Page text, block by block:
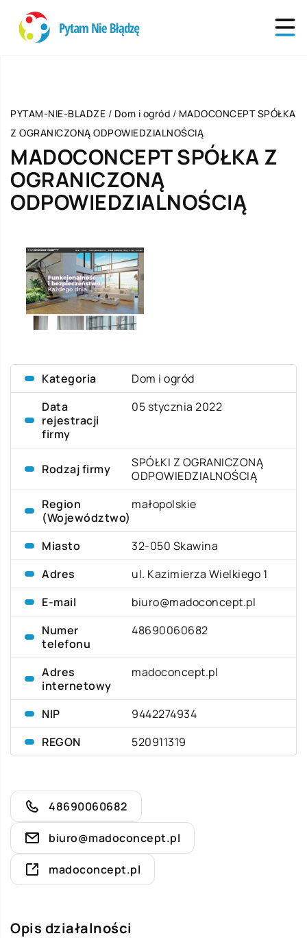
PYTAM-NIE-BLADZE / Dom i ogród / MADOCONCEPT SPÓŁKA
Z OGRANICZONĄ ODPOWIEDZIALNOŚCIĄ
MADOCONCEPT SPÓŁKA Z
OGRANICZONĄ
ODPOWIEDZIALNOŚCIĄ
Kategoria
Dom i ogród
Data
rejestracji
firmy
05 stycznia 2022
Rodzaj firmy
SPÓŁKI Z OGRANICZONĄ
ODPOWIEDZIALNOŚCIĄ
Region
(Województwo)
małopolskie
Miasto
32-050 Skawina
Adres
ul. Kazimierza Wielkiego 1
E-mail
biuro@madoconcept.pl
Numer
telefonu
48690060682
Adres
internetowy
madoconcept.pl
NIP
9442274934
REGON
520911319
48690060682
biuro@madoconcept.pl
madoconcept.pl
Opis działalności